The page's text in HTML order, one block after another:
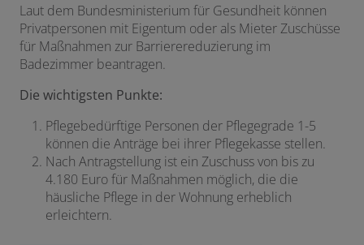
Laut dem Bundesministerium für Gesundheit können
Privatpersonen mit Eigentum oder als Mieter Zuschüsse
für Maßnahmen zur Barrierereduzierung im
Badezimmer beantragen.
Die wichtigsten Punkte:
Pflegebedürftige Personen der Pflegegrade 1-5
können die Anträge bei ihrer Pflegekasse stellen.
Nach Antragstellung ist ein Zuschuss von bis zu
4.180 Euro für Maßnahmen möglich, die die
häusliche Pflege in der Wohnung erheblich
erleichtern.